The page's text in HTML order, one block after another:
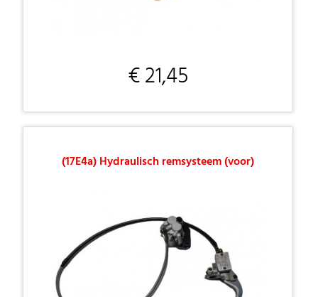
€ 21,45
(17E4a) Hydraulisch remsysteem (voor)